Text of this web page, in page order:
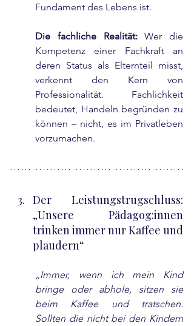
Fundament des Lebens ist.
Die fachliche Realität: Wer die
Kompetenz einer Fachkraft an
deren Status als Elternteil misst,
verkennt den Kern von
Professionalität. Fachlichkeit
bedeutet, Handeln begründen zu
können – nicht, es im Privatleben
vorzumachen.
Der Leistungstrugschluss:
„Unsere Pädagog:innen
trinken immer nur Kaffee und
plaudern“
„Immer, wenn ich mein Kind
bringe oder abhole, sitzen sie
beim Kaffee und tratschen.
Sollten die nicht bei den Kindern